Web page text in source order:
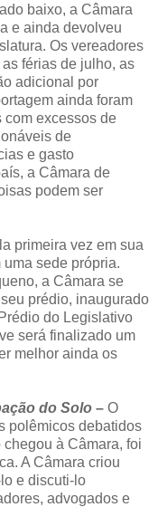
baixo, a Câmara
e ainda devolveu
Os vereadores
férias de julho, as
adicional por
ainda foram
excessos de
de
e gasto
a Câmara de
podem ser
primeira vez em sua
sede própria.
a Câmara se
prédio, inaugurado
do Legislativo
será finalizado um
melhor ainda os
do Solo – O
polêmicos debatidos
à Câmara, foi
A Câmara criou
e discuti-lo
advogados e